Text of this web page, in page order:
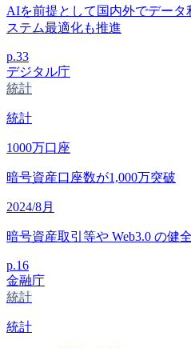
AIを前提として国内外でデー
ステム最適化も推進
p.33
デジタル庁
統計
統計
1000万口座
暗号資産口座数が1,000万突破
2024/8月
暗号資産取引等や Web3.0 の健
p.16
金融庁
統計
統計